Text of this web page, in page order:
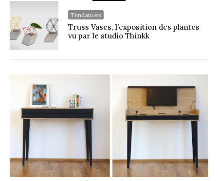
Tendances
Truss Vases, l’exposition des plantes
vu par le studio Thinkk